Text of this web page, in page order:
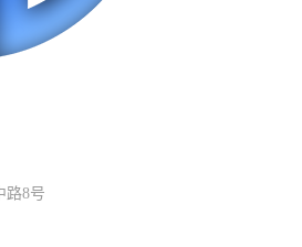
路8号